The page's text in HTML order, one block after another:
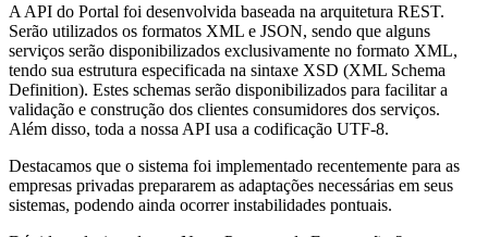
A API do Portal foi desenvolvida baseada na arquitetura REST.
Serão utilizados os formatos XML e JSON, sendo que alguns
serviços serão disponibilizados exclusivamente no formato XML,
tendo sua estrutura especificada na sintaxe XSD (XML Schema
Definition). Estes schemas serão disponibilizados para facilitar a
validação e construção dos clientes consumidores dos serviços.
Além disso, toda a nossa API usa a codificação UTF-8.
Destacamos que o sistema foi implementado recentemente para as
empresas privadas prepararem as adaptações necessárias em seus
sistemas, podendo ainda ocorrer instabilidades pontuais.